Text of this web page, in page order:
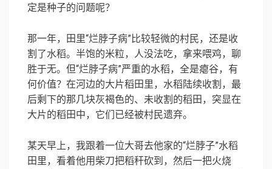
定是种子的问题呢？
那一年，田里“烂脖子病”比较轻微的村民，还是收
割了水稻。半饱的米粒，人没法吃，拿来喂鸡，聊
胜于无。但“烂脖子病”严重的水稻，全是瘪谷，有
何价值？在河边的大片稻田里，水稻陆续收割，最
后剩下的那几块灰褐色的、未收割的稻田，突显在
大片的稻田中，它们已经被村民遗弃。
某天早上，我跟着一位大哥去他家的“烂脖子”水稻
田里，看着他用柴刀把稻秆砍到，然后一把火烧